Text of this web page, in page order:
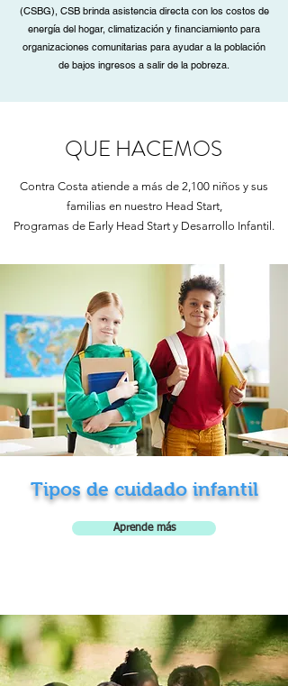
(CSBG), CSB brinda asistencia directa con los costos de
energía del hogar, climatización y financiamiento para
organizaciones comunitarias para ayudar a la población
de bajos ingresos a salir de la pobreza.
Contra Costa atiende a más de 2,100 niños y sus
familias en nuestro Head Start,
Programas de Early Head Start y Desarrollo Infantil.
Tipos de cuidado infantil
Aprende más
QUE HACEMOS